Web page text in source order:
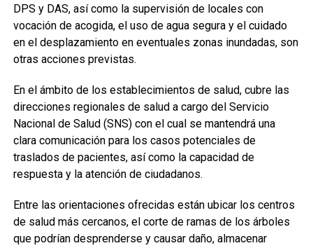
DPS y DAS, así como la supervisión de locales con
vocación de acogida, el uso de agua segura y el cuidado
en el desplazamiento en eventuales zonas inundadas, son
otras acciones previstas.
En el ámbito de los establecimientos de salud, cubre las
direcciones regionales de salud a cargo del Servicio
Nacional de Salud (SNS) con el cual se mantendrá una
clara comunicación para los casos potenciales de
traslados de pacientes, así como la capacidad de
respuesta y la atención de ciudadanos.
Entre las orientaciones ofrecidas están ubicar los centros
de salud más cercanos, el corte de ramas de los árboles
que podrían desprenderse y causar daño, almacenar